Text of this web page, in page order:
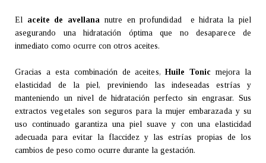
El aceite de avellana nutre en profundidad e hidrata la piel
asegurando una hidratación óptima que no desaparece de
inmediato como ocurre con otros aceites.
Gracias a esta combinación de aceites,Huile Tonic mejora la
elasticidad de la piel, previniendo las indeseadas estrías y
manteniendo un nivel de hidratación perfecto sin engrasar. Sus
extractos vegetales son seguros para la mujer embarazada y su
uso continuado garantiza una piel suave y con una elasticidad
adecuada para evitar la flaccidez y las estrías propias de los
cambios de peso como ocurre durante la gestación.